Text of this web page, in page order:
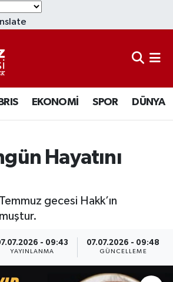
EKONOMİ SPOR DÜNYA
Hayatını
gecesi Hakk’ın
- 09:43
YAYINLANMA
07.07.2026 - 09:48
GÜNCELLEME
Eczaneler
Durumu
Yoğunluk Haritası
Durumu ve Fikstür